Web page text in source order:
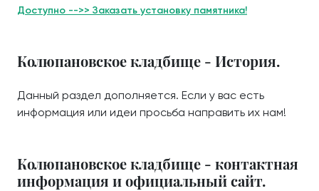
Доступно -->> Заказать установку памятника!
Колюпановское кладбище - История.
Данный раздел дополняется. Если у вас есть
информация или идеи просьба направить их нам!
Колюпановское кладбище - контактная
информация и официальный сайт.